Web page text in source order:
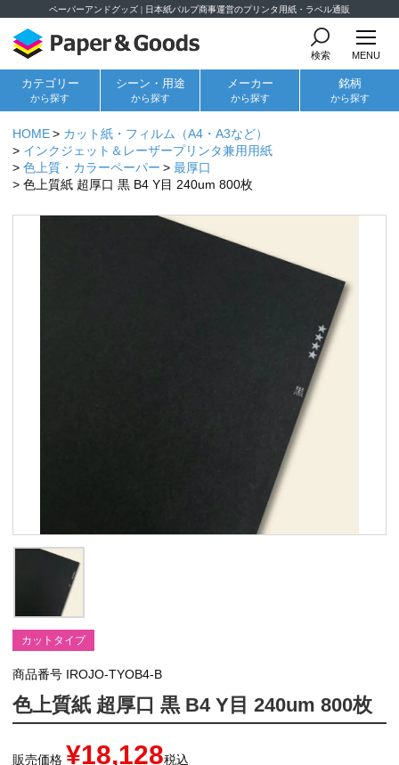
ペーパーアンドグッズ | 日本紙パルプ商事運営のプリンタ用紙・ラベル通販
検索 MENU
カテゴリー
から探す
シーン・用途
から探す
メーカー
から探す
銘柄
から探す
HOME
カット紙・フィルム（A4・A3など）
インクジェット＆レーザープリンタ兼用用紙
色上質・カラーペーパー
最厚口
色上質紙 超厚口 黒 B4 Y目 240um 800枚
カットタイプ
商品番号 IROJO-TYOB4-B
色上質紙 超厚口 黒 B4 Y目 240um 800枚
販売価格 ¥18,128税込